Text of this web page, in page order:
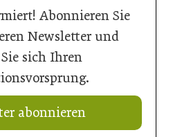
Abonnieren Sie
Newsletter und
sich Ihren
abonnieren